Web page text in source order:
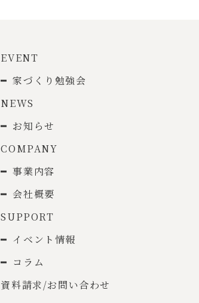
EVENT
家づくり勉強会
NEWS
お知らせ
COMPANY
事業内容
会社概要
SUPPORT
イベント情報
コラム
資料請求/お問い合わせ